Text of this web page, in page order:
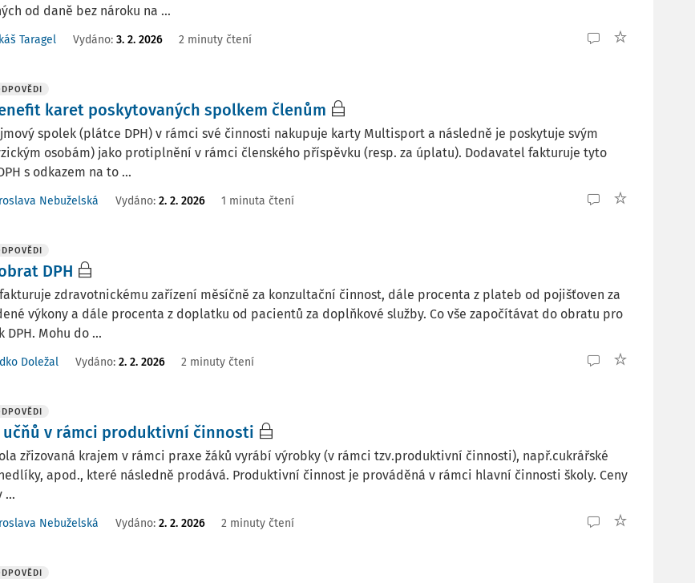
od daně bez nároku na ...
Taragel Vydáno: 3. 2. 2026 2 minuty čtení
karet poskytovaných spolkem členům
spolek (plátce DPH) v rámci své činnosti nakupuje karty Multisport a následně je poskytuje svým
osobám) jako protiplnění v rámci členského příspěvku (resp. za úplatu). Dodavatel fakturuje tyto
s odkazem na to ...
Nebuželská Vydáno: 2. 2. 2026 1 minuta čtení
DPH
fakturuje zdravotnickému zařízení měsíčně za konzultační činnost, dále procenta z plateb od pojišťoven za
výkony a dále procenta z doplatku od pacientů za doplňkové služby. Co vše započítávat do obratu pro
DPH. Mohu do ...
Doležal Vydáno: 2. 2. 2026 2 minuty čtení
učňů v rámci produktivní činnosti
zřizovaná krajem v rámci praxe žáků vyrábí výrobky (v rámci tzv.produktivní činnosti), např.cukrářské
apod., které následně prodává. Produktivní činnost je prováděná v rámci hlavní činnosti školy. Ceny
...
Nebuželská Vydáno: 2. 2. 2026 2 minuty čtení